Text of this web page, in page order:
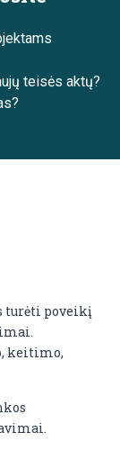
teisės aktų?
turėti poveikį
keitimo,